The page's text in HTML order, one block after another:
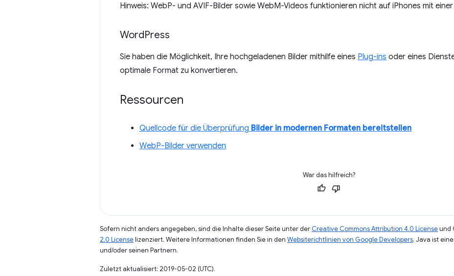
Hinweis: WebP- und AVIF-Bilder sowie WebM-Videos funktionieren nicht auf iPhones mit einer
WordPress
Sie haben die Möglichkeit, Ihre hochgeladenen Bilder mithilfe eines Plug-ins oder eines
optimale Format zu konvertieren.
Ressourcen
Quellcode für die Überprüfung Bilder in modernen Formaten bereitstellen
WebP-Bilder verwenden
War das hilfreich?
Sofern nicht anders angegeben, sind die Inhalte dieser Seite unter der Creative Commons Attribution 4.0 Licenseund
2.0 Licenselizenziert. Weitere Informationen finden Sie in den Websiterichtlinien von Google Developers. Java ist
und/oder seinen Partnern.
Zuletzt aktualisiert: 2019-05-02 (UTC).